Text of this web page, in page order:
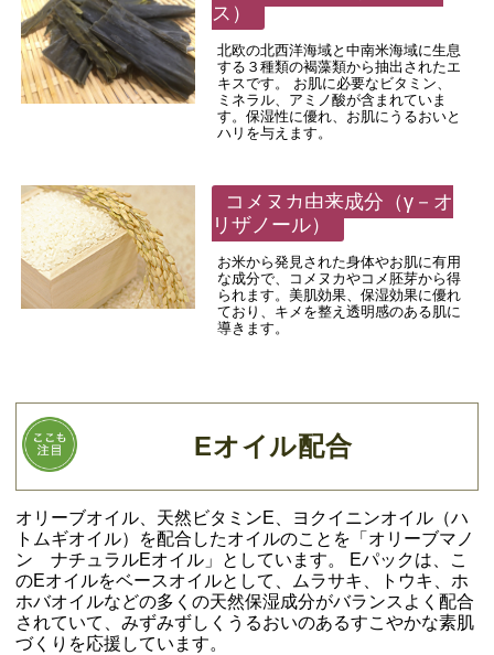
ス）
北欧の北西洋海域と中南米海域に生息
する３種類の褐藻類から抽出されたエ
キスです。 お肌に必要なビタミン、
ミネラル、アミノ酸が含まれていま
す。保湿性に優れ、お肌にうるおいと
ハリを与えます。
コメヌカ由来成分（γ－オ
リザノール）
お米から発見された身体やお肌に有用
な成分で、コメヌカやコメ胚芽から得
られます。美肌効果、保湿効果に優れ
ており、キメを整え透明感のある肌に
導きます。
Eオイル配合
オリーブオイル、天然ビタミンE、ヨクイニンオイル（ハ
トムギオイル）を配合したオイルのことを「オリーブマノ
ン ナチュラルEオイル」としています。 Eパックは、こ
のEオイルをベースオイルとして、ムラサキ、トウキ、ホ
ホバオイルなどの多くの天然保湿成分がバランスよく配合
されていて、みずみずしくうるおいのあるすこやかな素肌
づくりを応援しています。